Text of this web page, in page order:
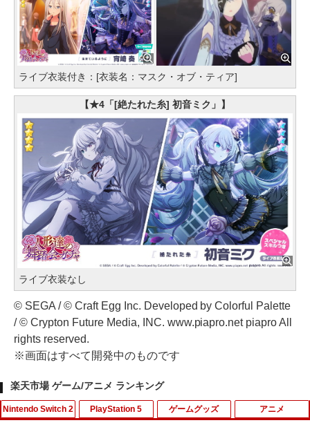
ライブ衣装付き：[衣装名：マスク・オブ・ティア]
【★4「[絶たれた糸] 初音ミク」】
ライブ衣装なし
© SEGA / © Craft Egg Inc. Developed by Colorful Palette
/ © Crypton Future Media, INC. www.piapro.net piapro All
rights reserved.
※画面はすべて開発中のものです
楽天市場 ゲーム/アニメ ランキング
Nintendo Switch 2 PlayStation 5 ゲームグッズ アニメ